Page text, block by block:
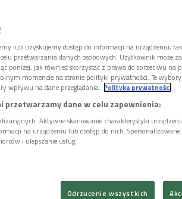
lub uzyskujemy dostęp do informacji na urządzeniu,
przetwarzania danych osobowych. Użytkownik może
poniżej, jak również skorzystać z prawa do sprzeciwu na
momencie na stronie polityki prywatności. Te
wpływu na dane przeglądania. Polityka prywatności
przetwarzamy dane w celu zapewnienia:
Aktywne skanowanie charakterystyki
na urządzeniu lub dostęp do nich.
i ulepszanie usług.
Odrzucenie wszystkich